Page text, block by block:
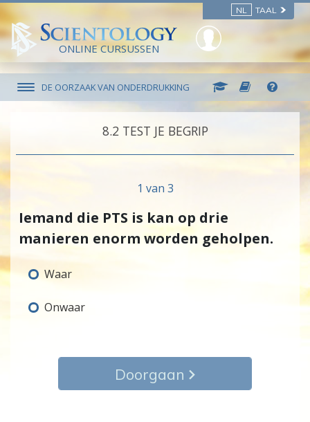
NL TAAL
ONLINE CURSUSSEN
DE OORZAAK VAN ONDERDRUKKING
8.‎2 TEST JE BEGRIP
1 van 3
Iemand die PTS is kan op drie
manieren enorm worden geholpen.
Waar
Onwaar
Doorgaan